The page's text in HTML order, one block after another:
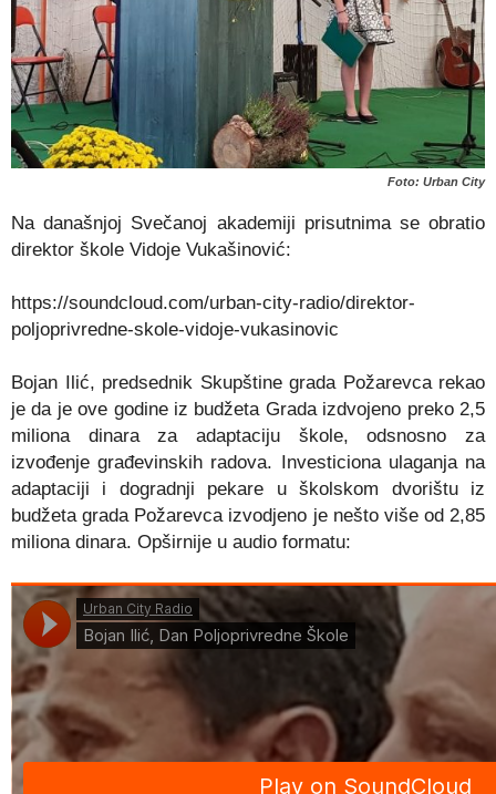
Foto: Urban City
Na današnjoj Svečanoj akademiji prisutnima se obratio
direktor škole Vidoje Vukašinović:
https://soundcloud.com/urban-city-radio/direktor-
poljoprivredne-skole-vidoje-vukasinovic
Bojan Ilić, predsednik Skupštine grada Požarevca rekao
je da je ove godine iz budžeta Grada izdvojeno preko 2,5
miliona dinara za adaptaciju škole, odsnosno za
izvođenje građevinskih radova. Investiciona ulaganja na
adaptaciji i dogradnji pekare u školskom dvorištu iz
budžeta grada Požarevca izvodjeno je nešto više od 2,85
miliona dinara. Opširnije u audio formatu: